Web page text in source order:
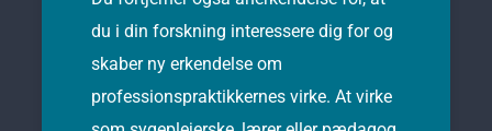
du i din forskning interessere dig for og
skaber ny erkendelse om
professionspraktikkernes virke. At virke